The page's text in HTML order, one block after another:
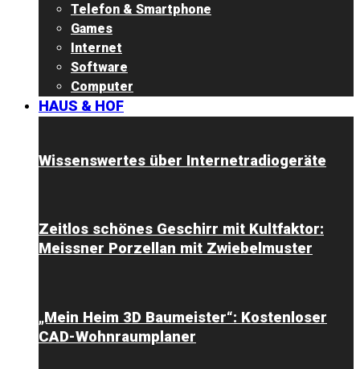
Telefon & Smartphone
Games
Internet
Software
Computer
HAUS & HOF
Wissenswertes über Internetradiogeräte
Zeitlos schönes Geschirr mit Kultfaktor:
Meissner Porzellan mit Zwiebelmuster
„Mein Heim 3D Baumeister“: Kostenloser
CAD-Wohnraumplaner